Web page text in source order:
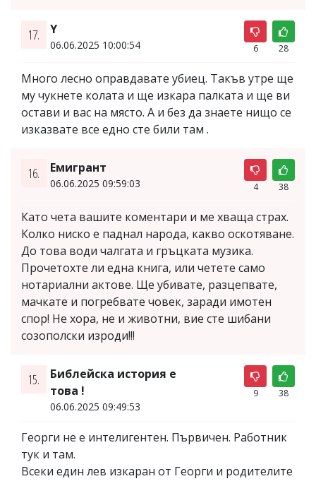
17. Y
06.06.2025 10:00:54 6 28
Много лесно оправдавате убиец. Такъв утре ще
му чукнете колата и ще изкара палката и ще ви
остави и вас на място. А и без да знаете нищо се
изказвате все едно сте били там .
16. Емигрант
06.06.2025 09:59:03 4 38
Като чета вашите коментари и ме хваща страх.
Колко ниско е паднал народа, какво оскотяване.
До това води чалгата и гръцката музика.
Прочетохте ли една книга, или четете само
нотариални актове. Ще убивате, разцепвате,
мачкате и погребвате човек, заради имотен
спор! Не хора, не и животни, вие сте шибани
созополски изроди!!!
15.
Библейска история е
това !
06.06.2025 09:49:53
9 38
Георги не е интелигентен. Първичен. Работник
тук и там.
Всеки един лев изкаран от Георги и родителите